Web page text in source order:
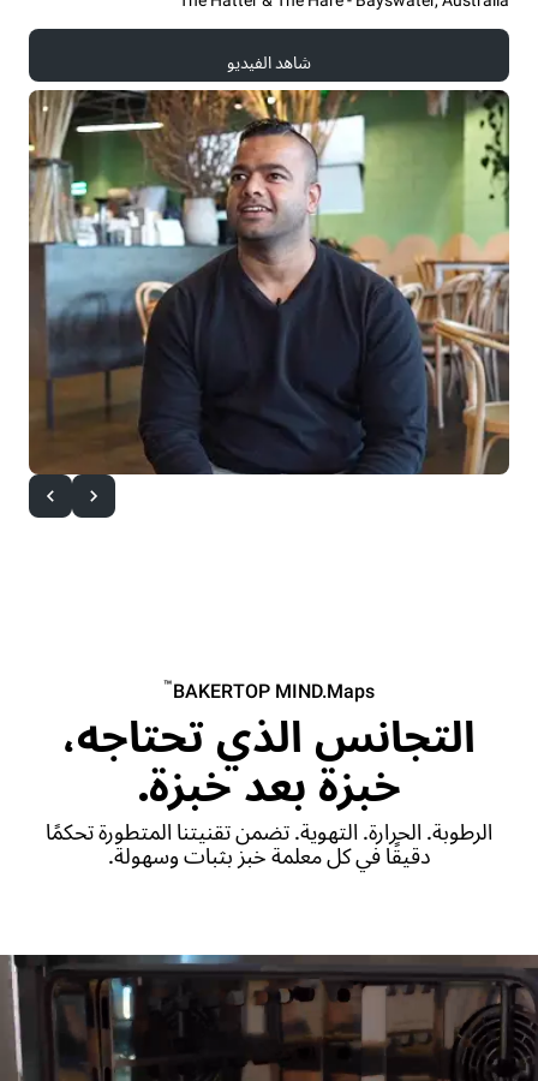
شاهد الفيديو
BAKERTOP MIND.Maps
™
التجانس الذي تحتاجه،
خبزة بعد خبزة.
الرطوبة. الحرارة. التهوية. تضمن تقنيتنا المتطورة تحكمًا
دقيقًا في كل معلمة خبز بثبات وسهولة.